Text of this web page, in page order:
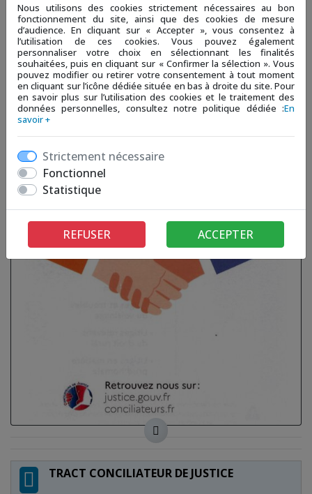
Nous utilisons des cookies strictement nécessaires au bon
fonctionnement du site, ainsi que des cookies de mesure
d’audience. En cliquant sur « Accepter », vous consentez à
l’utilisation de ces cookies. Vous pouvez également
personnaliser votre choix en sélectionnant les finalités
souhaitées, puis en cliquant sur « Confirmer la sélection ». Vous
pouvez modifier ou retirer votre consentement à tout moment
en cliquant sur l’icône dédiée située en bas à droite du site. Pour
en savoir plus sur l’utilisation des cookies et le traitement des
données personnelles, consultez notre politique dédiée :En
savoir +
Strictement nécessaire
Fonctionnel
Statistique
REFUSER ACCEPTER
TRACT CONCILIATEUR DE JUSTICE